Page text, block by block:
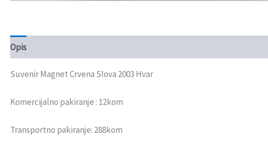
Opis
Suvenir Magnet Crvena Slova 2003 Hvar
Komercijalno pakiranje : 12kom
Transportno pakiranje: 288kom